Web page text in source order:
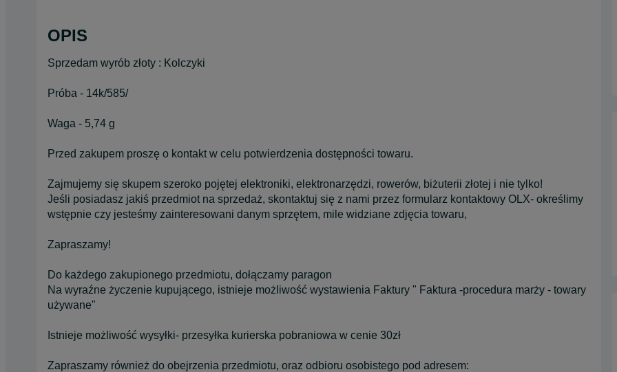
OPIS
Sprzedam wyrób złoty : Kolczyki
Próba - 14k/585/
Waga - 5,74 g
Przed zakupem proszę o kontakt w celu potwierdzenia dostępności towaru.
Zajmujemy się skupem szeroko pojętej elektroniki, elektronarzędzi, rowerów, biżuterii złotej i nie tylko!
Jeśli posiadasz jakiś przedmiot na sprzedaż, skontaktuj się z nami przez formularz kontaktowy OLX- określimy
wstępnie czy jesteśmy zainteresowani danym sprzętem, mile widziane zdjęcia towaru,
Zapraszamy!
Do każdego zakupionego przedmiotu, dołączamy paragon
Na wyraźne życzenie kupującego, istnieje możliwość wystawienia Faktury " Faktura -procedura marży - towary
używane"
Istnieje możliwość wysyłki- przesyłka kurierska pobraniowa w cenie 30zł
Zapraszamy również do obejrzenia przedmiotu, oraz odbioru osobistego pod adresem: